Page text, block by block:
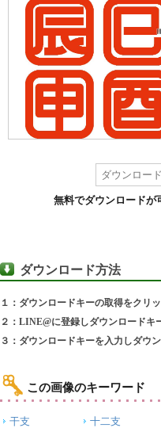
無料でダウンロードが
ダウンロード方法
１：ダウンロードキーの取得をクリ
２：LINE@に登録しダウンロードキ
３：ダウンロードキーを入力しダウ
この画像のキーワード
干支 十二支